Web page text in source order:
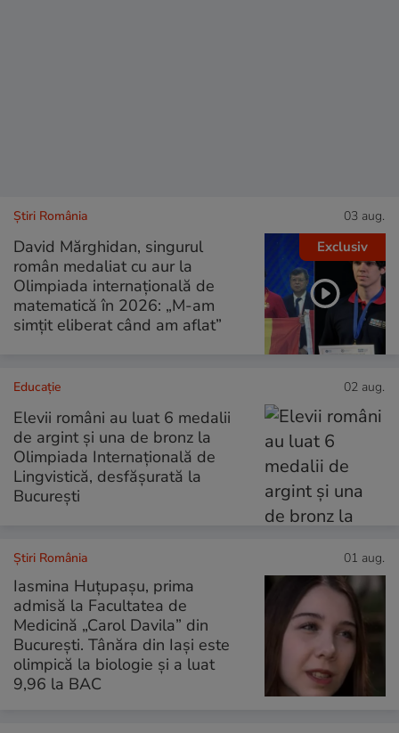
Exclusiv
Știri România 03 aug.
David Mărghidan, singurul
român medaliat cu aur la
Olimpiada internațională de
matematică în 2026: „M-am
simțit eliberat când am aflat”
Educație 02 aug.
Elevii români au luat 6 medalii
de argint și una de bronz la
Olimpiada Internaţională de
Lingvistică, desfășurată la
București
Știri România 01 aug.
Iasmina Huțupașu, prima
admisă la Facultatea de
Medicină „Carol Davila” din
București. Tânăra din Iași este
olimpică la biologie și a luat
9,96 la BAC